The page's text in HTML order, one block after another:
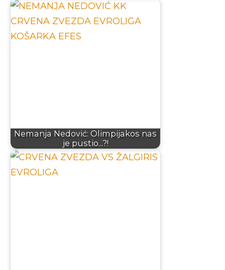
Nemanja Nedović: Olimpijakos nas
je pustio...?!